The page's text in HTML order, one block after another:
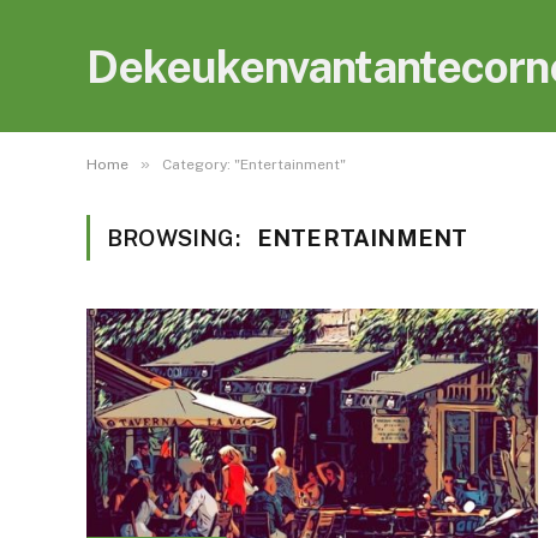
Home » Category: "Entertainment"
BROWSING: ENTERTAINMENT